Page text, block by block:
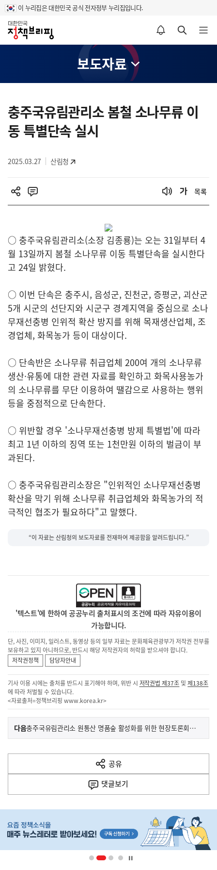
이 누리집은 대한민국 공식 전자정부 누리집입니다.
홈
알림설정 바로가기 검색 바로가기 메뉴 열기
보도자료
텐
츠
영
충주국유림관리소 봄철 소나무류 이
동 특별단속 실시
2025.03.27 산림청
목록
○ 충주국유림관리소(소장 김종룡)는 오는 31일부터 4
월 13일까지 봄철 소나무류 이동 특별단속을 실시한다
고 24일 밝혔다.
○ 이번 단속은 충주시, 음성군, 진천군, 증평군, 괴산군
5개 시군의 선단지와 시군구 경계지역을 중심으로 소나
무재선충병 인위적 확산 방지를 위해 목재생산업체, 조
경업체, 화목농가 등이 대상이다.
○ 단속반은 소나무류 취급업체 200여 개의 소나무류
생산·유통에 대한 관련 자료를 확인하고 화목사용농가
의 소나무류를 무단 이용하여 땔감으로 사용하는 행위
등을 중점적으로 단속한다.
○ 위반할 경우 '소나무재선충병 방제 특별법'에 따라
최고 1년 이하의 징역 또는 1천만원 이하의 벌금이 부
과된다.
○ 충주국유림관리소장은 "인위적인 소나무재선충병
확산을 막기 위해 소나무류 취급업체와 화목농가의 적
극적인 협조가 필요하다"고 말했다.
“이 자료는 산림청의 보도자료를 전재하여 제공함을 알려드립니다.”
'텍스트'에 한하여 공공누리 출처표시의 조건에 따라 자유이용이
가능합니다.
단, 사진, 이미지, 일러스트, 동영상 등의 일부 자료는 문화체육관광부가 저작권 전부를
보유하고 있지 아니하므로, 반드시 해당 저작권자의 허락을 받으셔야 합니다.
저작권정책
담당자안내
기사 이용 시에는 출처를 반드시 표기해야 하며, 위반 시 저작권법 제37조 및제138조
에 따라 처벌될 수 있습니다.
<자료출처=정책브리핑 www.korea.kr>
이
전
다
음
다음기
사
충주국유림관리소 원통산 명품숲 활성화를 위한 현장토론회 개최
공유
열
기
댓글보기
단
배